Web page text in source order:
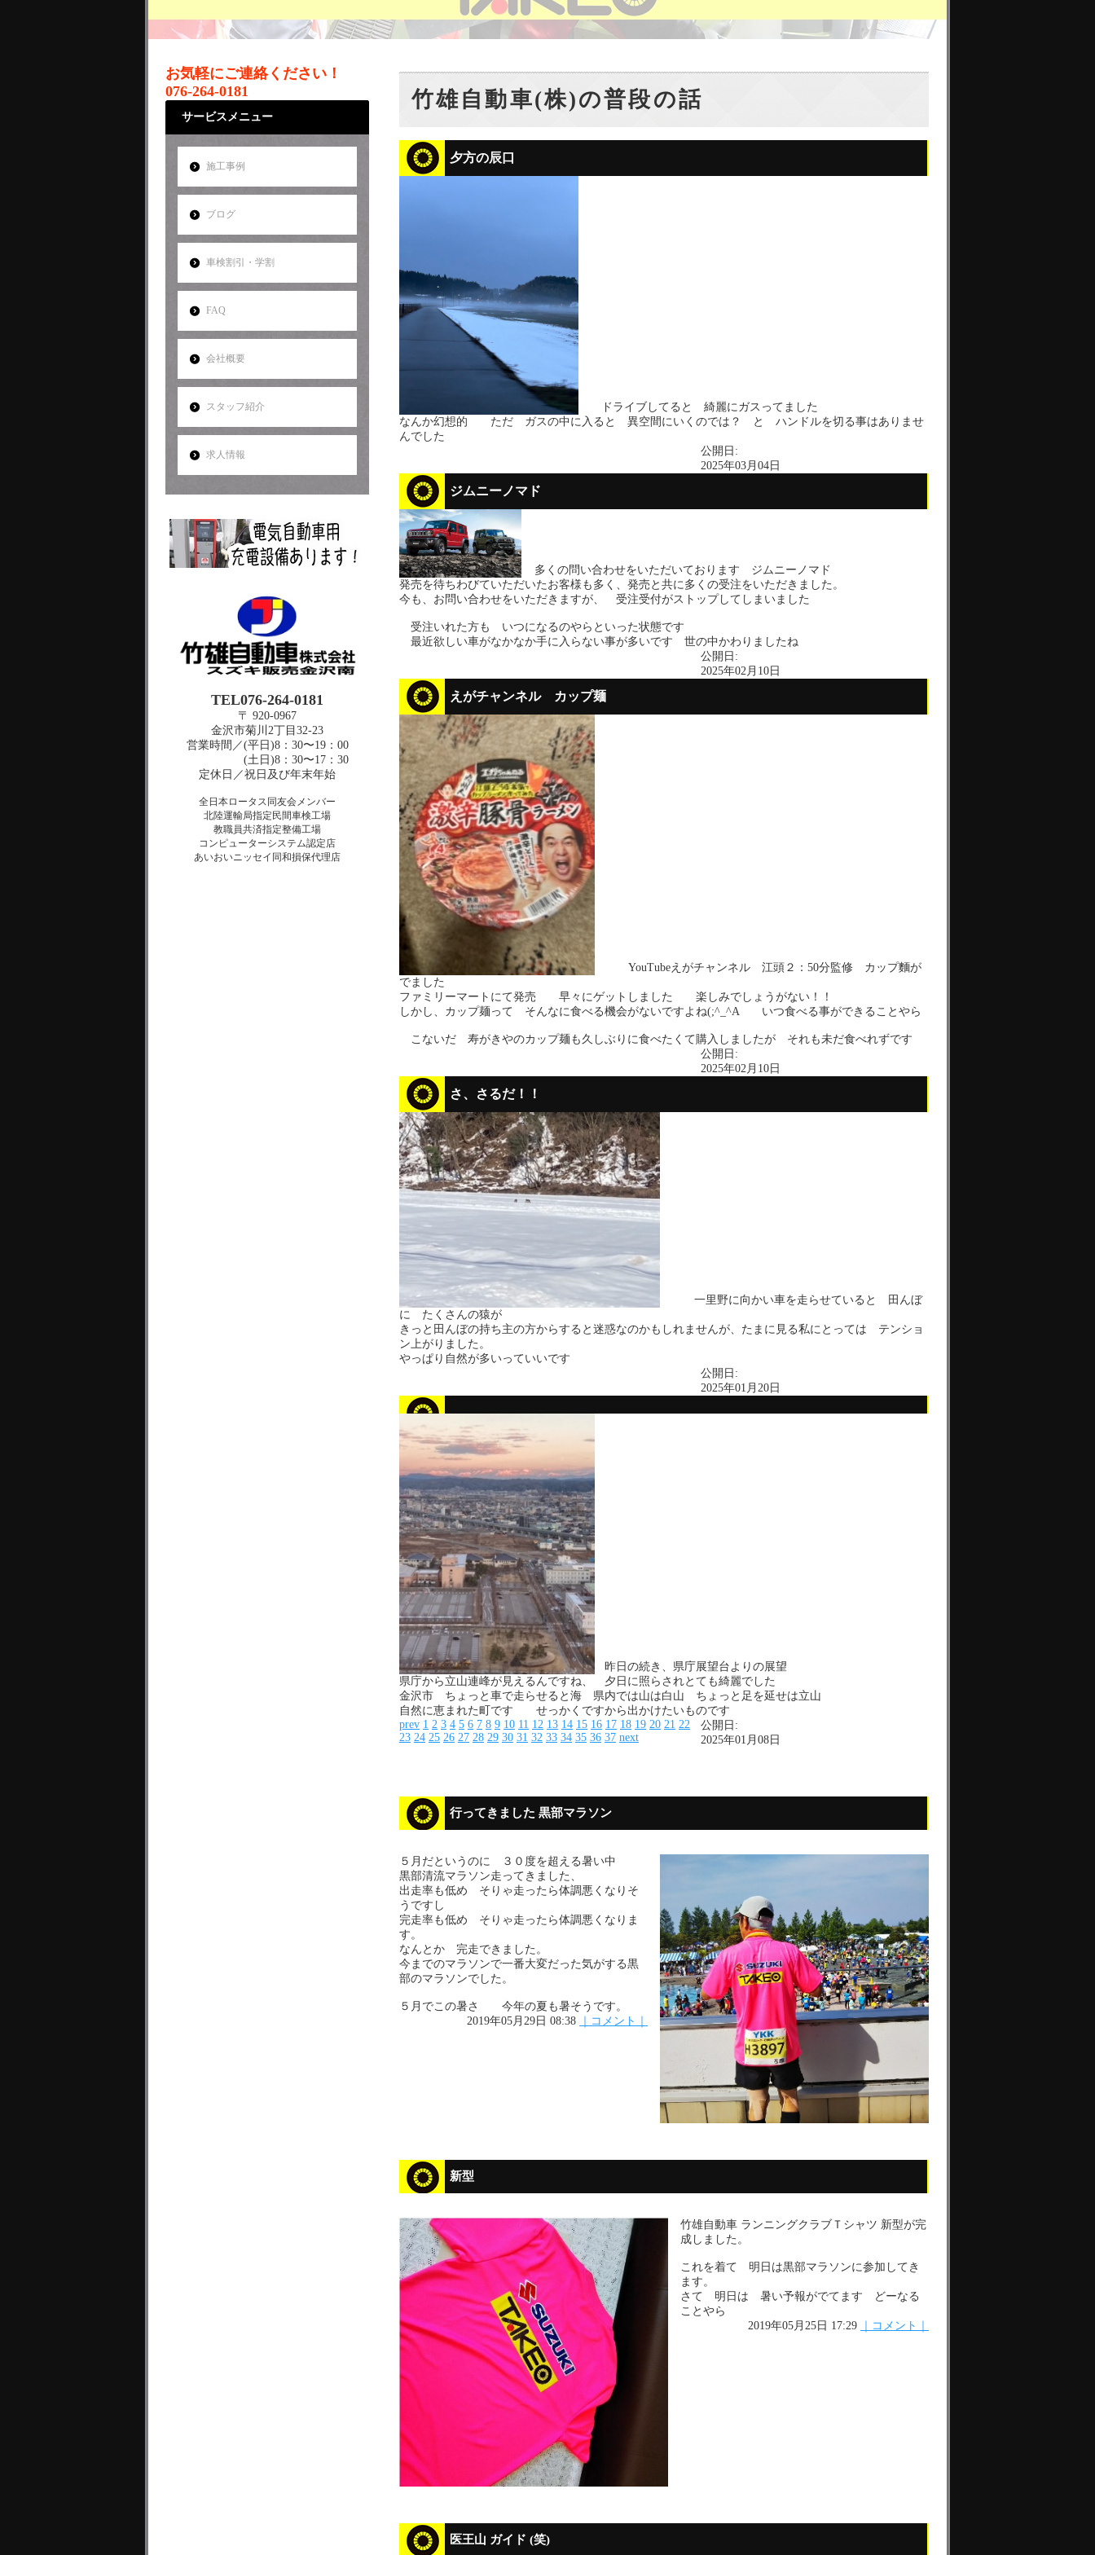
竹雄自動車(株)の普段の話
夕方の辰口
ドライブしてると 綺麗にガスってました
なんか幻想的 ただ ガスの中に入ると 異空間にいくのでは？ と ハンドルを切る事はありませ
んでした
公開日:
2025年03月04日
ジムニーノマド
多くの問い合わせをいただいております ジムニーノマド
発売を待ちわびていただいたお客様も多く、発売と共に多くの受注をいただきました。
今も、お問い合わせをいただきますが、 受注受付がストップしてしまいました
受注いれた方も いつになるのやらといった状態です
最近欲しい車がなかなか手に入らない事が多いです 世の中かわりましたね
公開日:
2025年02月10日
えがチャンネル カップ麺
YouTubeえがチャンネル 江頭２：50分監修 カップ麵が
でました
ファミリーマートにて発売 早々にゲットしました 楽しみでしょうがない！！
しかし、カップ麺って そんなに食べる機会がないですよね(;^_^A いつ食べる事ができることやら
こないだ 寿がきやのカップ麺も久しぶりに食べたくて購入しましたが それも未だ食べれずです
公開日:
2025年02月10日
さ、さるだ！！
一里野に向かい車を走らせていると 田んぼ
に たくさんの猿が
きっと田んぼの持ち主の方からすると迷惑なのかもしれませんが、たまに見る私にとっては テンショ
ン上がりました。
やっぱり自然が多いっていいです
公開日:
2025年01月20日
昨日の続き、県庁展望台よりの展望
県庁から立山連峰が見えるんですね、 夕日に照らされとても綺麗でした
金沢市 ちょっと車で走らせると海 県内では山は白山 ちょっと足を延せは立山
自然に恵まれた町です せっかくですから出かけたいものです
公開日:
2025年01月08日
prev 1 2 3 4 5 6 7 8 9 10 11 12 13 14 15 16 17 18 19 20 21 22
23 24 25 26 27 28 29 30 31 32 33 34 35 36 37 next
行ってきました 黒部マラソン
５月だというのに ３０度を超える暑い中
黒部清流マラソン走ってきました、
出走率も低め そりゃ走ったら体調悪くなりそ
うですし
完走率も低め そりゃ走ったら体調悪くなりま
す。
なんとか 完走できました。
今までのマラソンで一番大変だった気がする黒
部のマラソンでした。
５月でこの暑さ 今年の夏も暑そうです。
2019年05月29日 08:38
｜コメント｜
新型
竹雄自動車 ランニングクラブＴシャツ 新型が完
成しました。
これを着て 明日は黒部マラソンに参加してき
ます。
さて 明日は 暑い予報がでてます どーなる
ことやら
2019年05月25日 17:29
｜コメント｜
医王山 ガイド (笑)
お気軽にご連絡ください！
076-264-0181
サービスメニュー
施工事例
ブログ
車検割引・学割
FAQ
会社概要
スタッフ紹介
求人情報
TEL076-264-0181
〒 920-0967
金沢市菊川2丁目32-23
営業時間／(平日)8：30〜19：00
(土日)8：30〜17：30
定休日／祝日及び年末年始
全日本ロータス同友会メンバー
北陸運輸局指定民間車検工場
教職員共済指定整備工場
コンピューターシステム認定店
あいおいニッセイ同和損保代理店